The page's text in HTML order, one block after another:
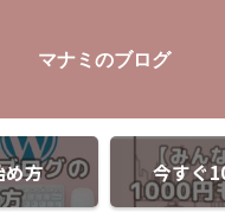
マナミのブログ
め方 今すぐ